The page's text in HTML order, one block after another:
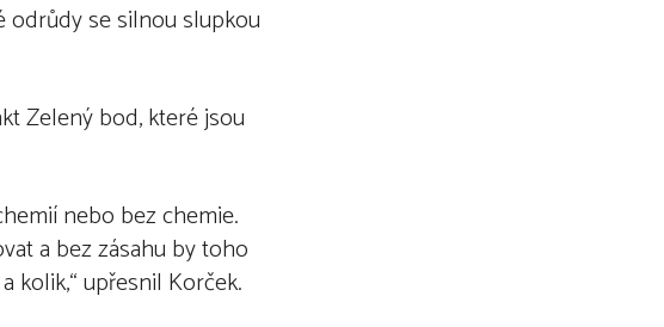
odrůdy se silnou slupkou
Zelený bod, které jsou
nebo bez chemie.
a bez zásahu by toho
kolik,“ upřesnil Korček.